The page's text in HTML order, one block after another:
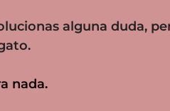
alguna duda,
nada.